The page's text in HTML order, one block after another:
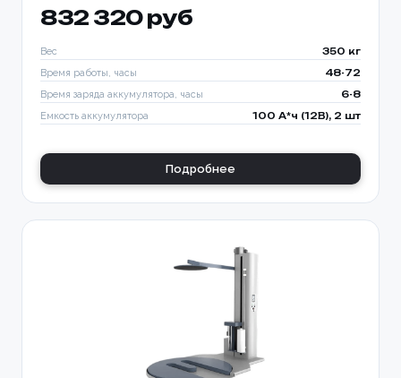
832 320 руб
Вес 350 кг
Время работы, часы 48-72
Время заряда аккумулятора, часы 6-8
Емкость аккумулятора 100 А*ч (12В), 2 шт
Подробнее